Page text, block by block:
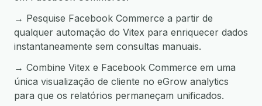
→ Pesquise Facebook Commerce a partir de
qualquer automação do Vitex para enriquecer dados
instantaneamente sem consultas manuais.
→ Combine Vitex e Facebook Commerce em uma
única visualização de cliente no eGrow analytics
para que os relatórios permaneçam unificados.